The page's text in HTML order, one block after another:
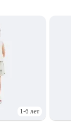
1-6 лет